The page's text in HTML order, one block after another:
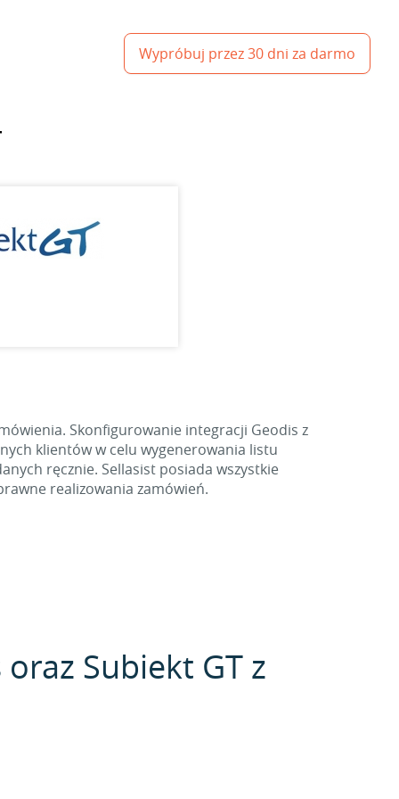
Wypróbuj przez 30 dni za darmo
Skonfigurowanie integracji Geodis z
klientów w celu wygenerowania listu
ręcznie. Sellasist posiada wszystkie
realizowania zamówień.
Subiekt GT z